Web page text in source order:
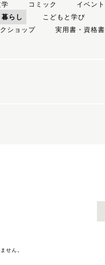
学 コミック イベント
らし こどもと学び
ショップ 実用書・資格書
せん。